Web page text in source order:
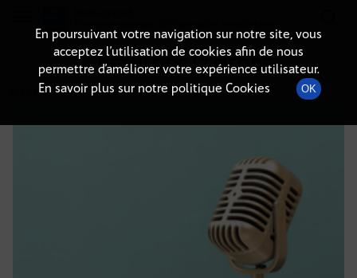
DÉTAILS DE L'ÉPISODE
20 août 2021à 8h00, durée : Invalid date
En poursuivant votre navigation sur notre site, vous
acceptez l’utilisation de cookies afin de nous
permettre d’améliorer votre expérience utilisateur.
En savoir plus sur notre politique Cookies
OK